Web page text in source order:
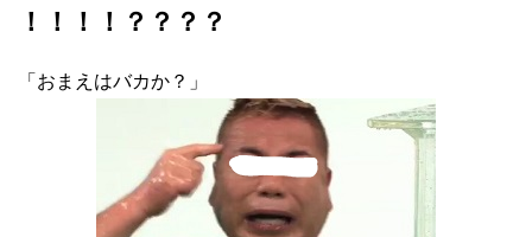
！！！！？？？？
「おまえはバカか？」